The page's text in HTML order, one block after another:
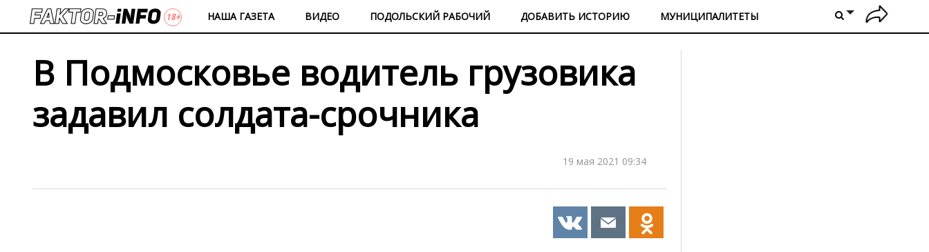
НАША ГАЗЕТА ВИДЕО ПОДОЛЬСКИЙ РАБОЧИЙ ДОБАВИТЬ ИСТОРИЮ МУНИЦИПАЛИТЕТЫ
В Подмосковье водитель грузовика
задавил солдата-срочника
19 мая 2021 09:34